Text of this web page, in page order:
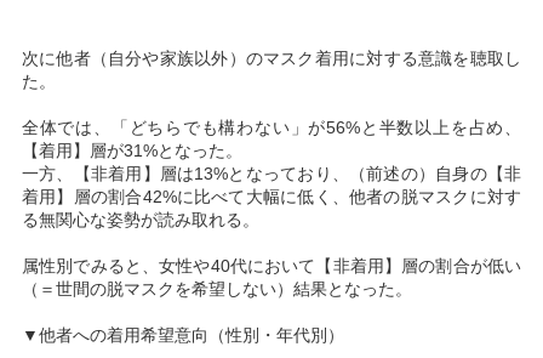
次に他者（自分や家族以外）のマスク着用に対する意識を聴取し
た。
全体では、「どちらでも構わない」が56%と半数以上を占め、
【着用】層が31%となった。
一方、【非着用】層は13%となっており、（前述の）自身の【非
着用】層の割合42%に比べて大幅に低く、他者の脱マスクに対す
る無関心な姿勢が読み取れる。
属性別でみると、女性や40代において【非着用】層の割合が低い
（＝世間の脱マスクを希望しない）結果となった。
▼他者への着用希望意向（性別・年代別）